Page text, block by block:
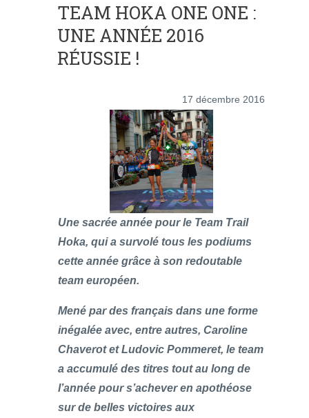
TEAM HOKA ONE ONE :
UNE ANNÉE 2016
RÉUSSIE !
17 décembre 2016
Une sacrée année pour le Team Trail
Hoka, qui a survolé tous les podiums
cette année grâce à son redoutable
team européen.
Mené par des français dans une forme
inégalée avec, entre autres, Caroline
Chaverot et Ludovic Pommeret, le team
a accumulé des titres tout au long de
l’année pour s’achever en apothéose
sur de belles victoires aux